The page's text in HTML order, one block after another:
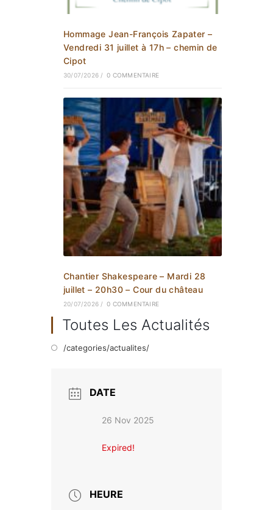
Hommage Jean-François Zapater –
Vendredi 31 juillet à 17h – chemin de
Cipot
30/07/2026 / 0 COMMENTAIRE
Chantier Shakespeare – Mardi 28
juillet – 20h30 – Cour du château
20/07/2026 / 0 COMMENTAIRE
Toutes Les Actualités
/categories/actualites/
DATE
26 Nov 2025
Expired!
HEURE